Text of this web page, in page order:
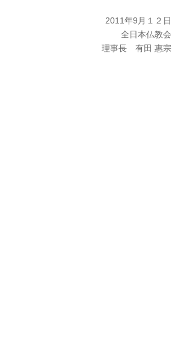
2011年9月１２日
全日本仏教会
理事長 有田 惠宗